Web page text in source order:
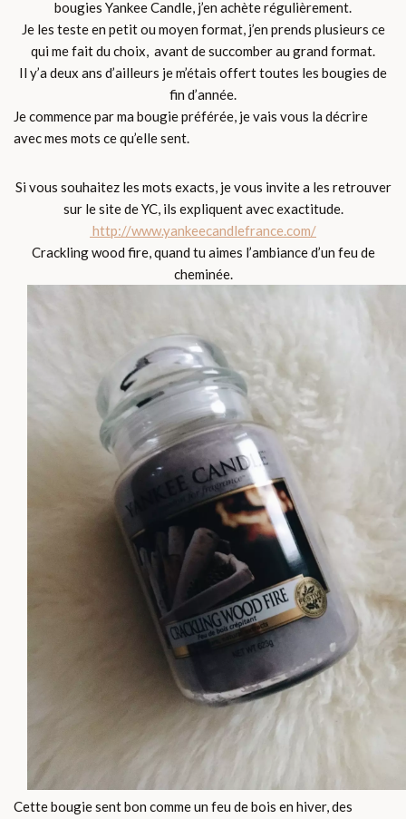
bougies Yankee Candle, j’en achète régulièrement.
Je les teste en petit ou moyen format, j’en prends plusieurs ce
qui me fait du choix, avant de succomber au grand format.
Il y’a deux ans d’ailleurs je m’étais offert toutes les bougies de
fin d’année.
Je commence par ma bougie préférée, je vais vous la décrire
avec mes mots ce qu’elle sent.
Si vous souhaitez les mots exacts, je vous invite a les retrouver
sur le site de YC, ils expliquent avec exactitude.
http://www.yankeecandlefrance.com/
Crackling wood fire, quand tu aimes l’ambiance d’un feu de
cheminée.
Cette bougie sent bon comme un feu de bois en hiver, des